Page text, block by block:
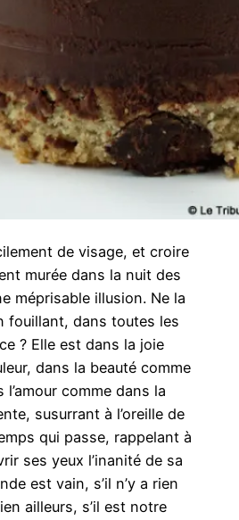
de visage, et croire
murée dans la nuit des
méprisable illusion. Ne la
fouillant, dans toutes les
? Elle est dans la joie
dans la beauté comme
l’amour comme dans la
susurrant à l’oreille de
qui passe, rappelant à
ses yeux l’inanité de sa
est vain, s’il n’y a rien
ailleurs, s’il est notre